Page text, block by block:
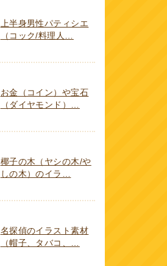
上半身男性パティシエ
（コック/料理人…
お金（コイン）や宝石
（ダイヤモンド）…
椰子の木（ヤシの木/や
しの木）のイラ…
名探偵のイラスト素材
（帽子、タバコ、…